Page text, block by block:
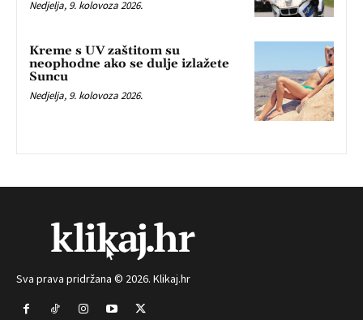
Nedjelja, 9. kolovoza 2026.
Kreme s UV zaštitom su
neophodne ako se dulje izlažete
Suncu
Nedjelja, 9. kolovoza 2026.
Sva prava pridržana © 2026. Klikaj.hr